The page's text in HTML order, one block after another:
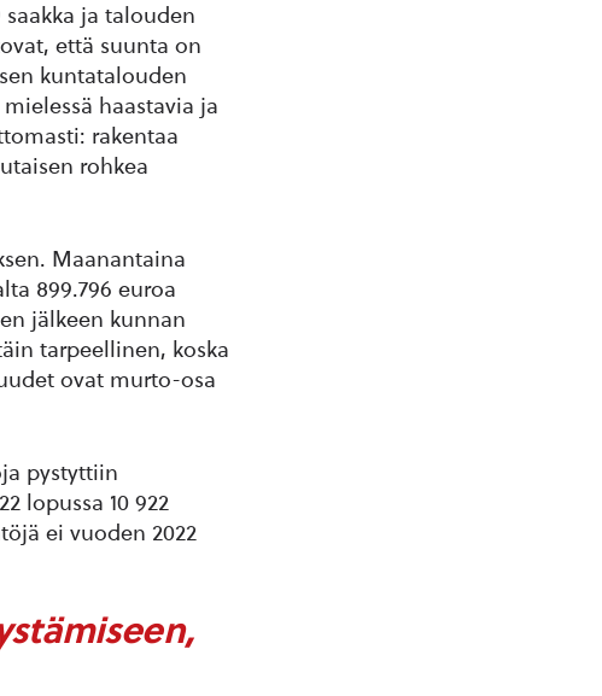
ja talouden
että suunta on
kuntatalouden
haastavia ja
rakentaa
rohkea
Maanantaina
899.796 euroa
jälkeen kunnan
tarpeellinen, koska
ovat murto-osa
pystyttiin
lopussa 10 922
ei vuoden 2022